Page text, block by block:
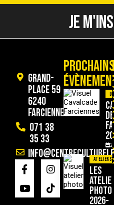
JE
Grand-
Place 59
6240
Farciennes
071 38
35 33
de
Ateliers
Les
ateliers
photo
2026-